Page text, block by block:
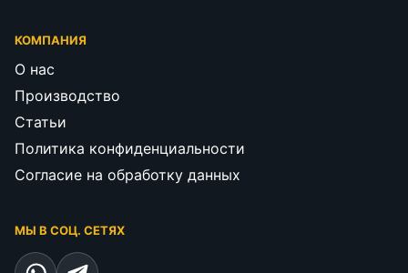
КОМПАНИЯ
О нас
Производство
Статьи
Политика конфиденциальности
Согласие на обработку данных
МЫ В СОЦ. СЕТЯХ